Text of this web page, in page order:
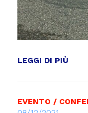
LEGGI DI PIÙ
EVENTO /